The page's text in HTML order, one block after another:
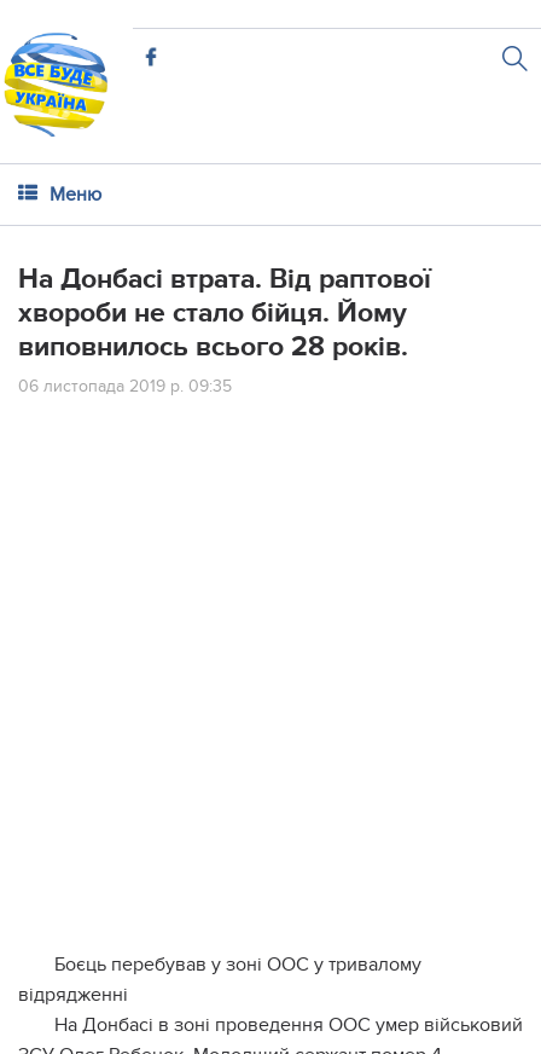
Меню
На Донбасі втрата. Від раптової
хвороби не стало бійця. Йому
виповнилось всього 28 років.
06 листопада 2019 р. 09:35
Боєць перебував у зоні ООС у тривалому
відрядженні
На Донбасі в зоні проведення ООС умeр військовий